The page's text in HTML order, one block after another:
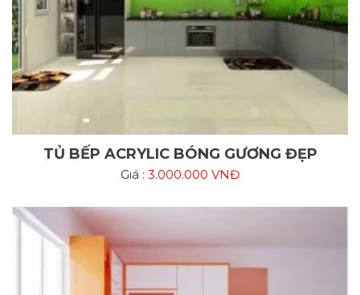
TỦ BẾP ACRYLIC BÓNG GƯƠNG ĐẸP
Giá : 3.000.000 VNĐ